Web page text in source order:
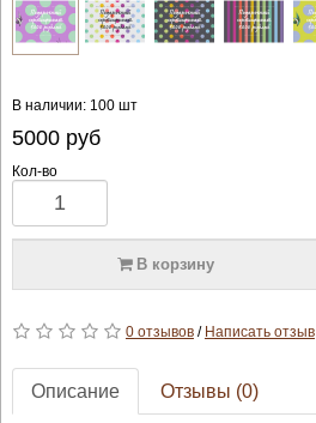
В наличии: 100 шт
5000руб
Кол-во
В корзину
0 отзывов/ Написать отзыв
Описание Отзывы (0)